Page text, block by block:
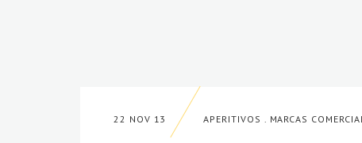
22 NOV 13 APERITIVOS . MARCAS